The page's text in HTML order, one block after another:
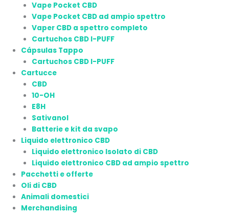
Vape Pocket CBD
Vape Pocket CBD ad ampio spettro
Vaper CBD a spettro completo
Cartuchos CBD I-PUFF
Cápsulas Tappo
Cartuchos CBD I-PUFF
Cartucce
CBD
10-OH
E8H
Sativanol
Batterie e kit da svapo
Liquido elettronico CBD
Liquido elettronico Isolato di CBD
Liquido elettronico CBD ad ampio spettro
Pacchetti e offerte
Oli di CBD
Animali domestici
Merchandising